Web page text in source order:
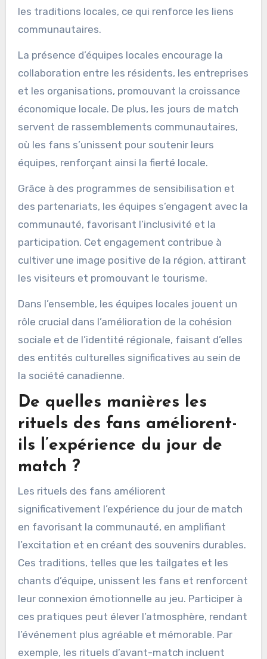
les traditions locales, ce qui renforce les liens
communautaires.
La présence d’équipes locales encourage la
collaboration entre les résidents, les entreprises
et les organisations, promouvant la croissance
économique locale. De plus, les jours de match
servent de rassemblements communautaires,
où les fans s’unissent pour soutenir leurs
équipes, renforçant ainsi la fierté locale.
Grâce à des programmes de sensibilisation et
des partenariats, les équipes s’engagent avec la
communauté, favorisant l’inclusivité et la
participation. Cet engagement contribue à
cultiver une image positive de la région, attirant
les visiteurs et promouvant le tourisme.
Dans l’ensemble, les équipes locales jouent un
rôle crucial dans l’amélioration de la cohésion
sociale et de l’identité régionale, faisant d’elles
des entités culturelles significatives au sein de
la société canadienne.
De quelles manières les
rituels des fans améliorent-
ils l’expérience du jour de
match ?
Les rituels des fans améliorent
significativement l’expérience du jour de match
en favorisant la communauté, en amplifiant
l’excitation et en créant des souvenirs durables.
Ces traditions, telles que les tailgates et les
chants d’équipe, unissent les fans et renforcent
leur connexion émotionnelle au jeu. Participer à
ces pratiques peut élever l’atmosphère, rendant
l’événement plus agréable et mémorable. Par
exemple, les rituels d’avant-match incluent